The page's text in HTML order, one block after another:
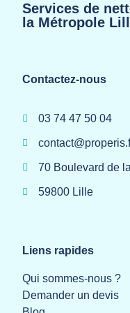
Services de
la Métropole
Contactez-nous
03 74 47 50 04
70 Boulevard de
59800 Lille
Liens rapides
Qui sommes-nous ?
Demander un devis